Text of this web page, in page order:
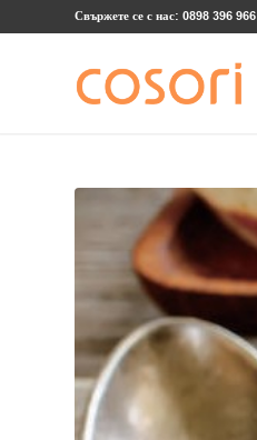
Свържете се с нас: 0898 396 966